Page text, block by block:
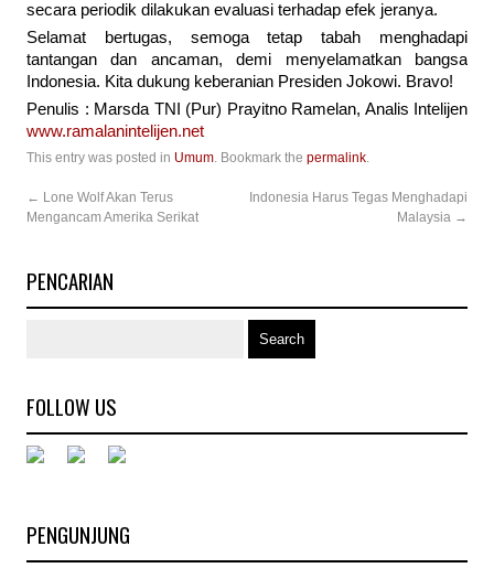
secara periodik dilakukan evaluasi terhadap efek jeranya.
Selamat bertugas, semoga tetap tabah menghadapi
tantangan dan ancaman, demi menyelamatkan bangsa
Indonesia. Kita dukung keberanian Presiden Jokowi. Bravo!
Penulis : Marsda TNI (Pur) Prayitno Ramelan, Analis Intelijen
www.ramalanintelijen.net
This entry was posted in Umum. Bookmark the permalink.
← Lone Wolf Akan Terus
Mengancam Amerika Serikat
Indonesia Harus Tegas Menghadapi
Malaysia →
PENCARIAN
FOLLOW US
PENGUNJUNG